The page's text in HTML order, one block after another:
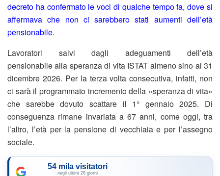
decreto ha confermato le voci di qualche tempo fa, dove si
affermava che non ci sarebbero stati aumenti dell’età
pensionabile.
Lavoratori salvi dagli adeguamenti dell’età
pensionabile alla speranza di vita ISTAT almeno sino al 31
dicembre 2026. Per la terza volta consecutiva, infatti, non
ci sarà il programmato incremento della «speranza di vita»
che sarebbe dovuto scattare il 1° gennaio 2025. Di
conseguenza rimane invariata a 67 anni, come oggi, tra
l’altro, l’età per la pensione di vecchiaia e per l’assegno
sociale.
54 mila visitatori
negli ultimi 28 giorni